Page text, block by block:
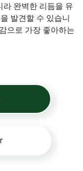
완벽한 리듬을 유
발견할 수 있습니
으로 가장 좋아하는